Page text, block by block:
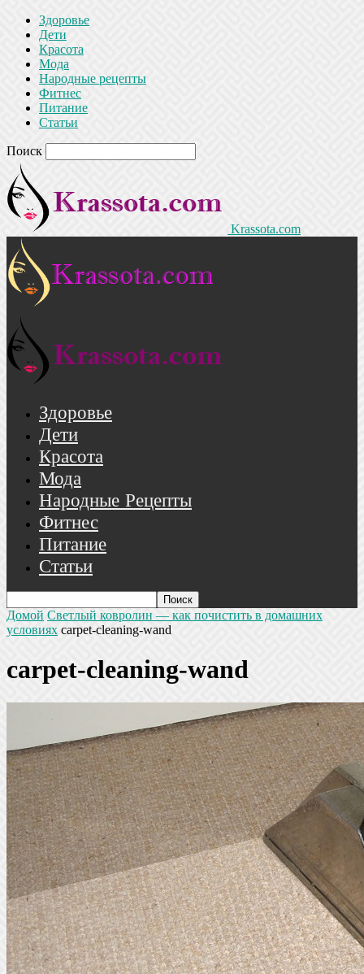
Здоровье
Дети
Красота
Мода
Народные рецепты
Фитнес
Питание
Статьи
Поиск
Krassota.com
Здоровье
Дети
Красота
Мода
Народные Рецепты
Фитнес
Питание
Статьи
Домой Светлый ковролин — как почистить в домашних
условиях carpet-cleaning-wand
carpet-cleaning-wand